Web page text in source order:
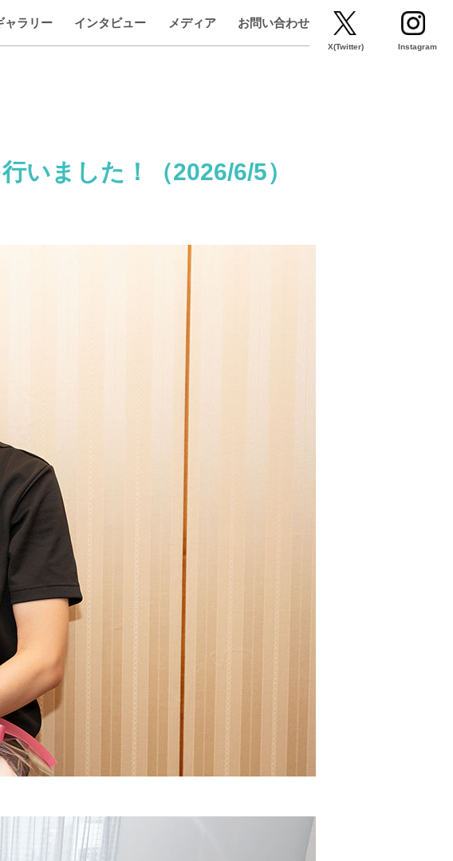
ャラリー インタビュー メディア お問い合わせ
X(Twitter) Instagram
いました！（2026/6/5）